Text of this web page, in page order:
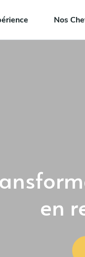
Nos
en